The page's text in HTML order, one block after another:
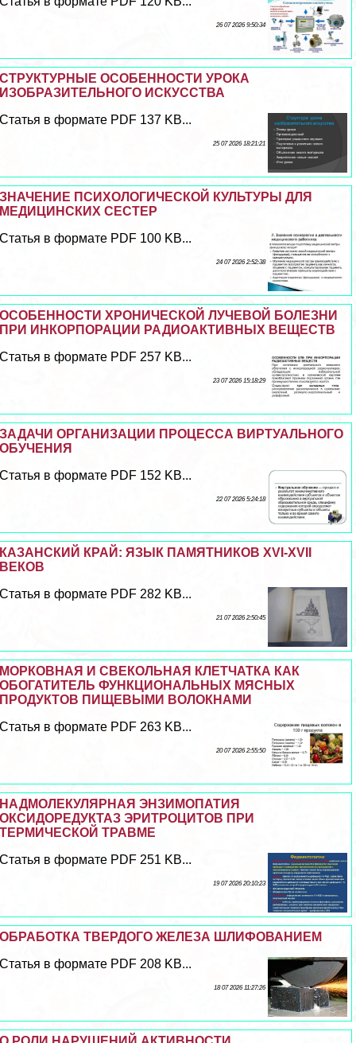
26 07 2026 9:50:34
СТРУКТУРНЫЕ ОСОБЕННОСТИ УРОКА
ИЗОБРАЗИТЕЛЬНОГО ИСКУССТВА
Статья в формате PDF 137 KB...
25 07 2026 18:21:21
ЗНАЧЕНИЕ ПСИХОЛОГИЧЕСКОЙ КУЛЬТУРЫ ДЛЯ
МЕДИЦИНСКИХ СЕСТЕР
Статья в формате PDF 100 KB...
24 07 2026 2:52:38
ОСОБЕННОСТИ ХРОНИЧЕСКОЙ ЛУЧЕВОЙ БОЛЕЗНИ
ПРИ ИНКОРПОРАЦИИ РАДИОАКТИВНЫХ ВЕЩЕСТВ
Статья в формате PDF 257 KB...
23 07 2026 15:18:29
ЗАДАЧИ ОРГАНИЗАЦИИ ПРОЦЕССА ВИРТУАЛЬНОГО
ОБУЧЕНИЯ
Статья в формате PDF 152 KB...
22 07 2026 5:24:18
КАЗАНСКИЙ КРАЙ: ЯЗЫК ПАМЯТНИКОВ XVI-XVII
ВЕКОВ
Статья в формате PDF 282 KB...
21 07 2026 2:50:45
МОРКОВНАЯ И СВЕКОЛЬНАЯ КЛЕТЧАТКА КАК
ОБОГАТИТЕЛЬ ФУНКЦИОНАЛЬНЫХ МЯСНЫХ
ПРОДУКТОВ ПИЩЕВЫМИ ВОЛОКНАМИ
Статья в формате PDF 263 KB...
20 07 2026 2:55:50
НАДМОЛЕКУЛЯРНАЯ ЭНЗИМОПАТИЯ
ОКСИДОРЕДУКТАЗ ЭРИТРОЦИТОВ ПРИ
ТЕРМИЧЕСКОЙ ТРАВМЕ
Статья в формате PDF 251 KB...
19 07 2026 20:10:23
ОБРАБОТКА ТВЕРДОГО ЖЕЛЕЗА ШЛИФОВАНИЕМ
Статья в формате PDF 208 KB...
18 07 2026 11:27:26